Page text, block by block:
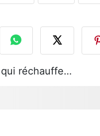
réchauffe…